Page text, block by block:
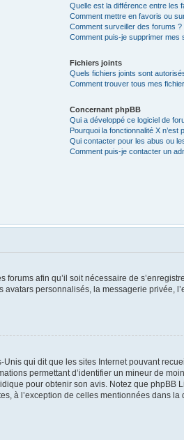
Quelle est la différence entre les
Comment mettre en favoris ou
Comment surveiller des forums ?
Comment puis-je supprimer mes
Fichiers joints
Quels fichiers joints sont
Comment trouver tous mes
Concernant phpBB
Qui a développé ce logiciel de
Pourquoi la fonctionnalité X n’est
Qui contacter pour les abus ou
Comment puis-je contacter un
afin qu’il soit nécessaire de
personnalisés, la messagerie privée,
qui dit que les sites Internet pouvant
permettant d’identifier un mineur de
pour obtenir son avis. Notez que
à l’exception de celles mentionnées dans